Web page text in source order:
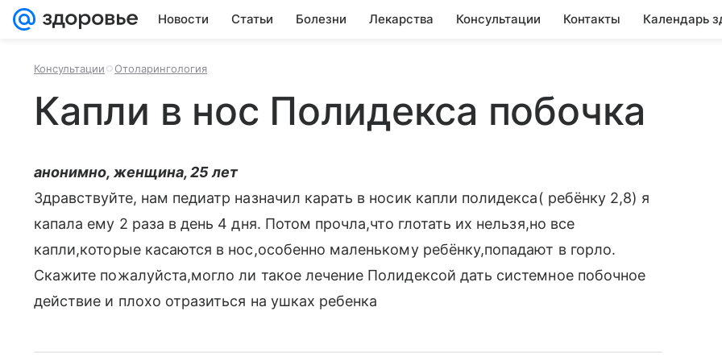
Новости Статьи Болезни Лекарства Консультации Контакты Календарь
Консультации Отоларингология
Капли в нос Полидекса побочка
анонимно, женщина, 25 лет
Здравствуйте, нам педиатр назначил карать в носик капли полидекса( ребёнку 2,8) я
капала ему 2 раза в день 4 дня. Потом прочла,что глотать их нельзя,но все
капли,которые касаются в нос,особенно маленькому ребёнку,попадают в горло.
Скажите пожалуйста,могло ли такое лечение Полидексой дать системное побочное
действие и плохо отразиться на ушках ребенка